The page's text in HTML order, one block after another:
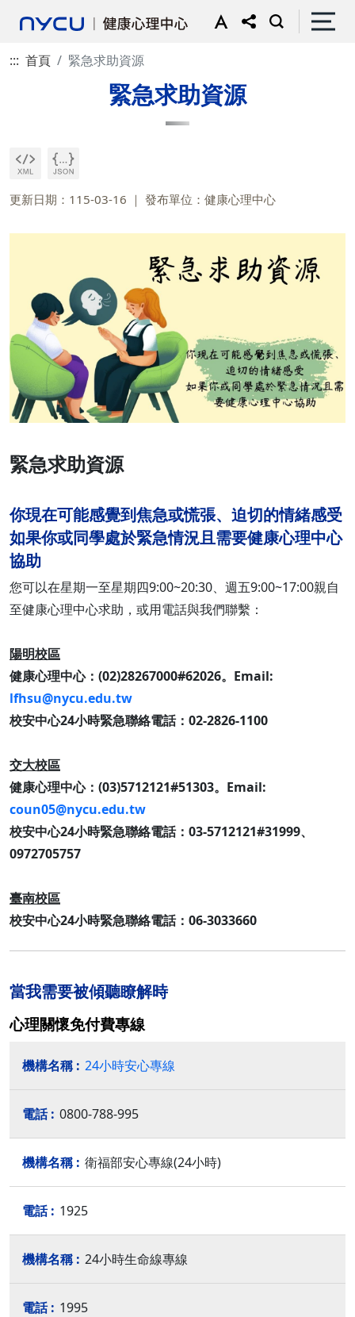
::: 首頁 緊急求助資源
緊急求助資源
更新日期：115-03-16 發布單位：健康心理中心
緊急求助資源
你現在可能感覺到焦急或慌張、迫切的情緒感受
如果你或同學處於緊急情況且需要健康心理中心
協助
您可以在星期一至星期四9:00~20:30、週五9:00~17:00親自
至健康心理中心求助，或用電話與我們聯繫：
陽明校區
健康心理中心：(02)28267000#62026。Email:
lfhsu@nycu.edu.tw
校安中心24小時緊急聯絡電話：02-2826-1100
交大校區
健康心理中心：(03)5712121#51303。Email:
coun05@nycu.edu.tw
校安中心24小時緊急聯絡電話：03-5712121#31999、
0972705757
臺南校區
校安中心24小時緊急聯絡電話：06-3033660
當我需要被傾聽瞭解時
心理關懷免付費專線
24小時安心專線
0800-788-995
衛福部安心專線(24小時)
1925
24小時生命線專線
1995